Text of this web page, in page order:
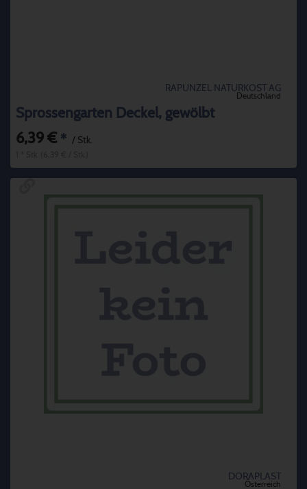
RAPUNZEL NATURKOST AG
Deutschland
Sprossengarten Deckel, gewölbt
6,39 € * / Stk.
DORAPLAST
Österreich